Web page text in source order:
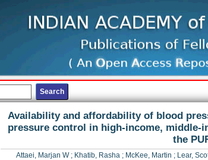
Availability and affordability of blood
pressure control in high-income, middle-
the
Attaei, Marjan W; Khatib, Rasha; McKee, Martin ; Lear,